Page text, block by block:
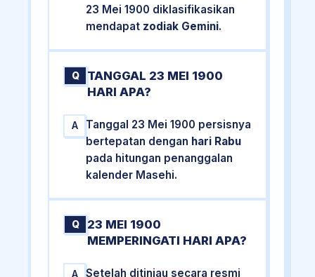
23 Mei 1900 diklasifikasikan
mendapat zodiak Gemini.
Q
TANGGAL 23 MEI 1900
HARI APA?
A
Tanggal 23 Mei 1900 persisnya
bertepatan dengan hari Rabu
pada hitungan penanggalan
kalender Masehi.
Q
23 MEI 1900
MEMPERINGATI HARI APA?
A
Setelah ditinjau secara resmi